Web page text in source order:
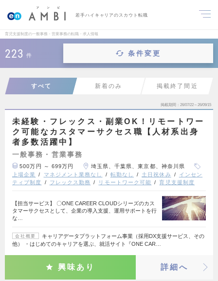
若手ハイキャリアのスカウト転職
育児支援制度の一般事務・営業事務の転職・求人情報
223 件 条件変更
すべて 新着のみ 掲載終了間近
掲載期間 26/07/22～26/09/15
未経験・フレックス・副業OK！リモートワー
ク可能なカスタマーサクセス職【人材系出身
者多数活躍中】
一般事務・営業事務
500万円 ～ 699万円
埼玉県、千葉県、東京都、神奈川県
上場企業
マネジメント業務なし 転勤なし 土日祝休み
インセン
ティブ制度
フレックス勤務 リモートワーク可能 育児支援制度
【担当サービス】 〇ONE CAREER CLOUDシリーズのカス
タマーサクセスとして、企業の導入支援、運用サポートを行
な…
会社概要
キャリアデータプラットフォーム事業（採用DX支援サービス、その
他） ・はじめてのキャリアを選ぶ、就活サイト『ONE CAR…
興味あり 詳細へ